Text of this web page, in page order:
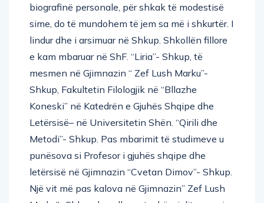
biografinë personale, për shkak të modestisë
sime, do të mundohem të jem sa më i shkurtër. I
lindur dhe i arsimuar në Shkup. Shkollën fillore
e kam mbaruar në ShF. “Liria”- Shkup, të
mesmen në Gjimnazin “ Zef Lush Marku”-
Shkup, Fakultetin Filologjik në “Bllazhe
Koneski” në Katedrën e Gjuhës Shqipe dhe
Letërsisë– në Universitetin Shën. “Qirili dhe
Metodi”- Shkup. Pas mbarimit të studimeve u
punësova si Profesor i gjuhës shqipe dhe
letërsisë në Gjimnazin “Cvetan Dimov”- Shkup.
Një vit më pas kalova në Gjimnazin” Zef Lush